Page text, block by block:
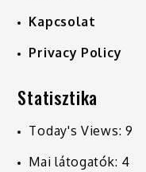
Kapcsolat
Privacy Policy
Statisztika
Today's Views: 9
Mai látogatók: 4